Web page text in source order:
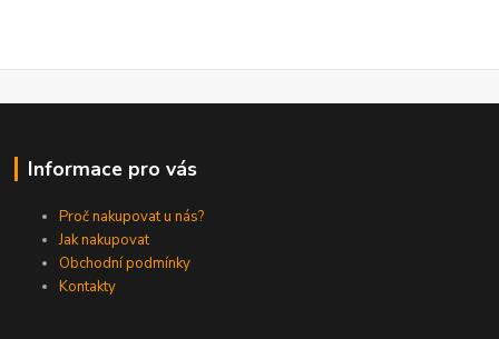
Informace pro vás
Proč nakupovat u nás?
Jak nakupovat
Obchodní podmínky
Kontakty